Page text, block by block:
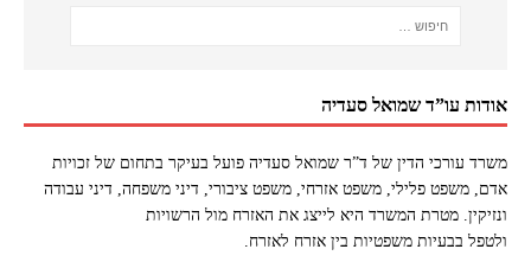
אודות עו”ד שמואל סעדיה
משרד עורכי הדין של ד”ר שמואל סעדיה פועל בעיקר בתחום של זכויות
אדם, משפט פלילי, משפט אזרחי, משפט ציבורי, דיני משפחה, דיני עבודה
ונזיקין. מטרת המשרד היא לייצג את האזרח מול הרשויות
ולטפל בבעיות משפטיות בין אזרח לאזרח.